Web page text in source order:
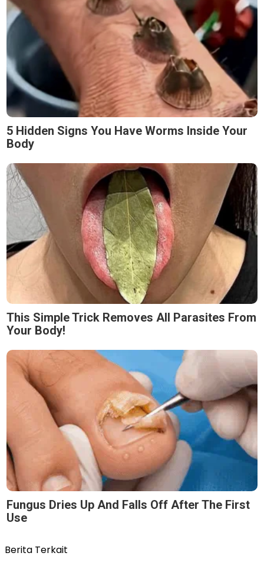
5 Hidden Signs You Have Worms Inside Your
Body
This Simple Trick Removes All Parasites From
Your Body!
Fungus Dries Up And Falls Off After The First
Use
Berita Terkait